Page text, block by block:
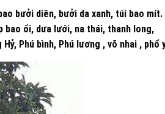
bưởi diên, bưởi da xanh, túi bao mít.
bao ổi, dưa lưới, na thái, thanh long,
Phú bình, Phú lương , võ nhai , phổ